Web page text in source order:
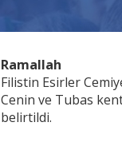
Ramallah
Filistin Esirler
Cenin ve Tubas
belirtildi.